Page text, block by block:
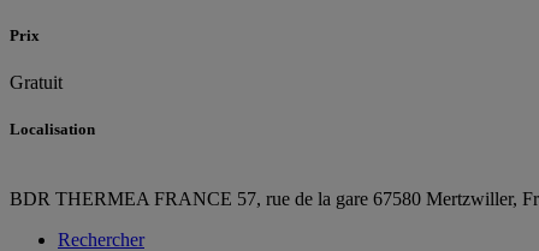
Prix
Gratuit
Localisation
BDR THERMEA FRANCE 57, rue de la gare 67580 Mertzwiller,
Rechercher